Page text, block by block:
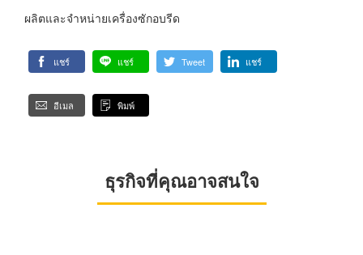
ผลิตและจำหน่ายเครื่องซักอบรีด
แชร์ แชร์ Tweet แชร์
อีเมล พิมพ์
ธุรกิจที่คุณอาจสนใจ